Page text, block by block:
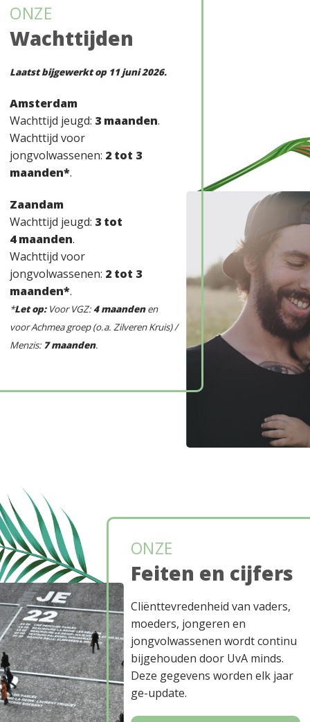
ONZE
Wachttijden
Laatst bijgewerkt op 11 juni 2026.
Amsterdam
Wachttijd jeugd: 3 maanden.
Wachttijd voor
jongvolwassenen: 2 tot 3
maanden*.
Zaandam
Wachttijd jeugd: 3 tot
4 maanden.
Wachttijd voor
jongvolwassenen: 2 tot 3
maanden*.
*Let op:Voor VGZ:4 maandenen
voor Achmea groep (o.a. Zilveren Kruis) /
Menzis: 7 maanden.
ONZE
Feiten en cijfers
Cliënttevredenheid van vaders,
moeders, jongeren en
jongvolwassenen wordt continu
bijgehouden door UvA minds.
Deze gegevens worden elk jaar
ge-update.